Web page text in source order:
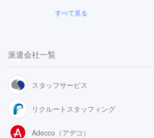
すべて見る
派遣会社一覧
スタッフサービス
リクルートスタッフィング
Adecco（アデコ）